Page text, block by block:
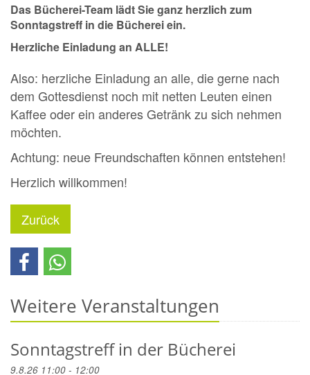
Das Bücherei-Team lädt Sie ganz herzlich zum
Sonntagstreff in die Büchereiein.
Herzliche Einladung an ALLE!
Also: herzliche Einladung an alle, die gerne nach
dem Gottesdienst noch mit netten Leuten einen
Kaffee oder ein anderes Getränk zu sich nehmen
möchten.
Achtung: neue Freundschaften können entstehen!
Herzlich willkommen!
Zurück
Weitere Veranstaltungen
Sonntagstreff in der Bücherei
9.8.26 11:00 - 12:00